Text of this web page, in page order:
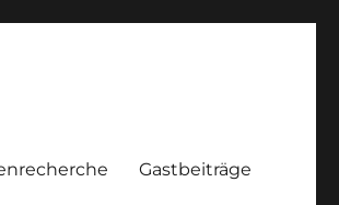
Gastbeiträge